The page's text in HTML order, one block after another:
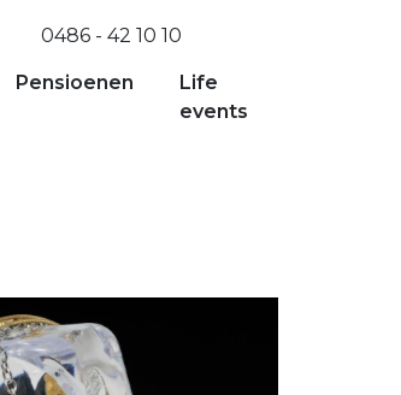
0486 - 42 10 10
Pensioenen
Life
events